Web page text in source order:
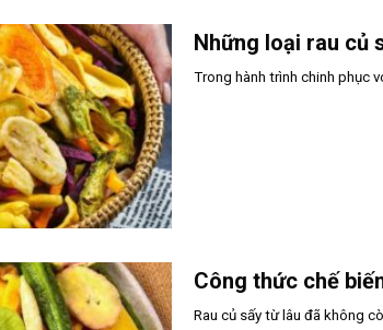
Những loại rau củ
Trong hành trình chinh phục
Công thức chế
Rau củ sấy từ lâu đã không